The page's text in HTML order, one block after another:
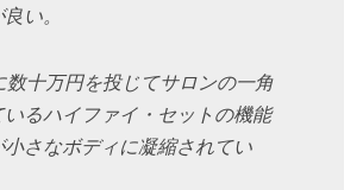
い。
数十万円を投じてサロンの一角
いるハイファイ・セットの機能
小さなボディに凝縮されてい